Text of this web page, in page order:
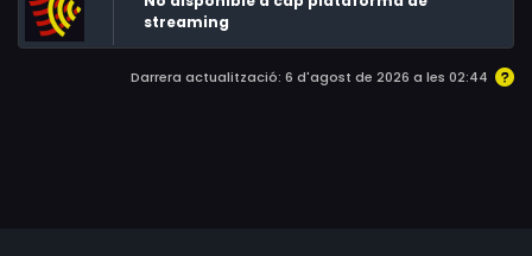
desconegut, i ella acaba marxant de casa. A l'endemà
el Youngsoo vaga pels carrers amb l'esperança de
trobar-la. Mentrestant, la Minjung (o una noia idèntica a
streaming
Darrera actualització: 6 d'agost de 2026 a les 02:44